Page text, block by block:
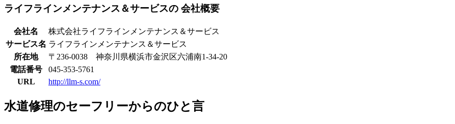
ライフラインメンテナンス＆サービスの 会社概要
会社名
株式会社ライフラインメンテナンス＆サービス
サービス名 ライフラインメンテナンス＆サービス
所在地
〒236-0038 神奈川県横浜市金沢区六浦南1-34-20
電話番号
045-353-5761
URL
http://llm-s.com/
水道修理のセーフリーからのひと言